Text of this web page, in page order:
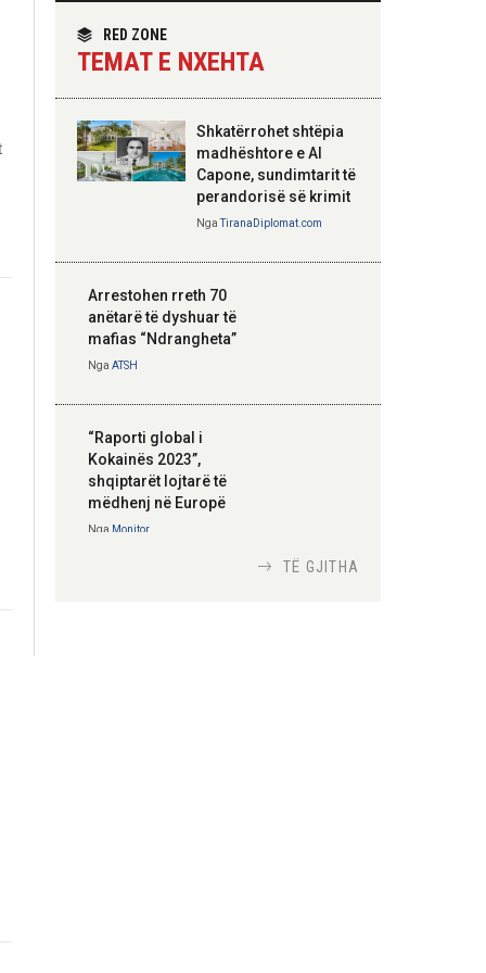
dypalësh
Hoxha takim me
zyrtarë të lartë të
DASH: Angazhim i
përbashkët për
strategjik
RED ZONE
TEMAT E NXEHTA
Shkatërrohet shtëpia
madhështore e Al
Capone, sundimtarit të
perandorisë së krimit
NgaTiranaDiplomat.com
Arrestohen rreth 70
anëtarë të dyshuar të
mafias “Ndrangheta”
Nga ATSH
“Raporti global i
Kokainës 2023”,
shqiptarët lojtarë të
mëdhenj në Europë
Nga Monitor
TË GJITHA